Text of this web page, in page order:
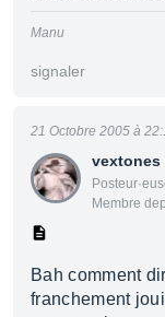
Manu
signaler
vextones
Membre
21 Octobre 2005 à
Bah comment
franchement